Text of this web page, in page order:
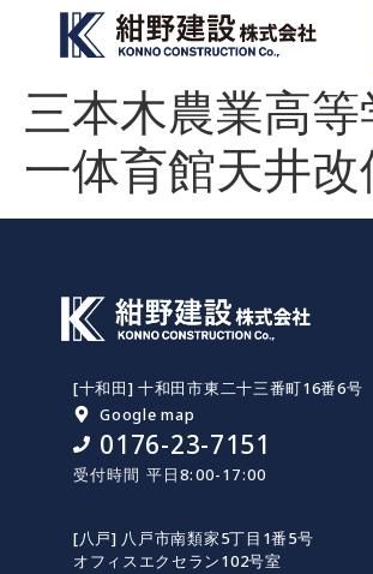
三本木農業高
一体育館天井
[十和田] 十和田市東二十三番町16番6号
Google map
0176-23-7151
受付時間 平日8:00-17:00
[八戸] 八戸市南類家5丁目1番5号
オフィスエクセラン102号室